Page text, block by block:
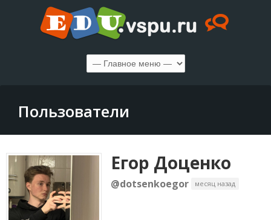
Пользователи
Егор Доценко
@dotsenkoegor месяц назад